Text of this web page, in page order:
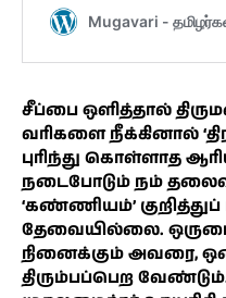
சீப்பை ஒளித்தால்
வரிகளை நீக்கினால்
புரிந்து கொள்ளாத
நடைபோடும் நம்
‘கண்ணியம்’ குறித்துப்
தேவையில்லை.
நினைக்கும் அவரை,
திரும்பப்பெற